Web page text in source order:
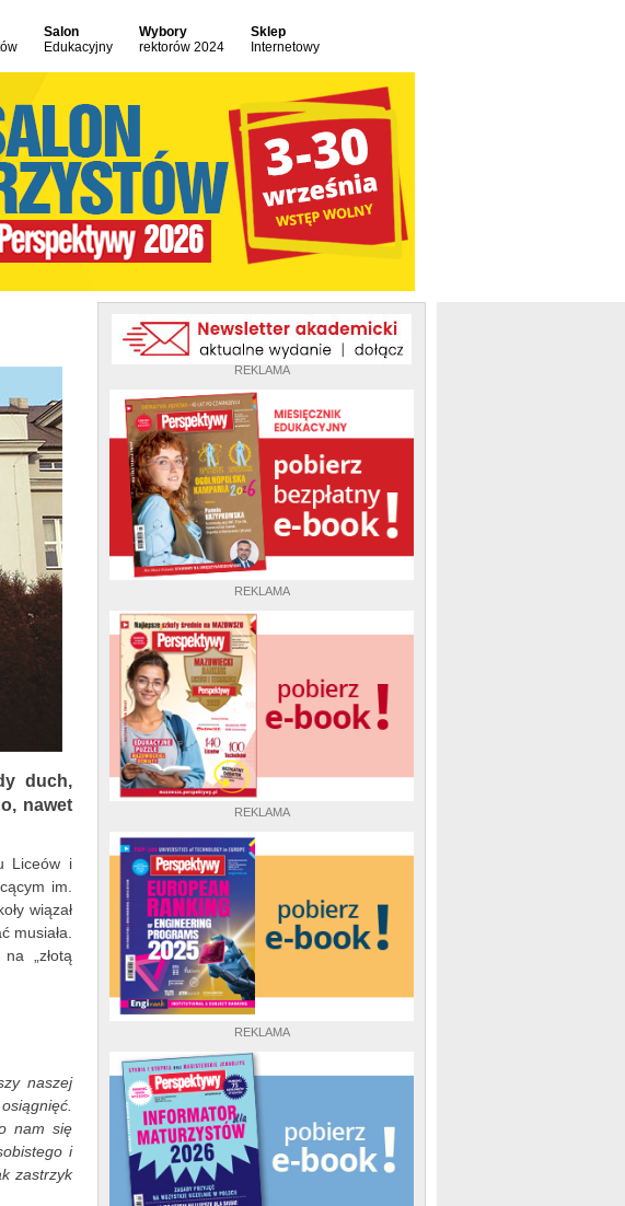
Salon
Edukacyjny
Wybory
rektorów 2024
Sklep
Internetowy
REKLAMA
REKLAMA
REKLAMA
REKLAMA
duch,
nawet
Liceów i
im.
wiązał
musiała.
„złotą
naszej
nam się
i
zastrzyk